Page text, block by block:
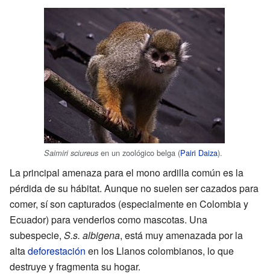
Saimiri sciureus en un zoológico belga (Pairi Daiza).
La principal amenaza para el mono ardilla común es la
pérdida de su hábitat. Aunque no suelen ser cazados para
comer, sí son capturados (especialmente en Colombia y
Ecuador) para venderlos como mascotas. Una
subespecie, S.s. albigena, está muy amenazada por la
altadeforestación en los Llanos colombianos, lo que
destruye y fragmenta su hogar.